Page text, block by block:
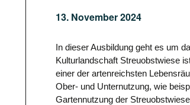
13. November 2024
In dieser Ausbildung geht es um
Kulturlandschaft Streuobstwiese
einer der artenreichsten
Ober- und Unternutzung, wie
Gartennutzung der